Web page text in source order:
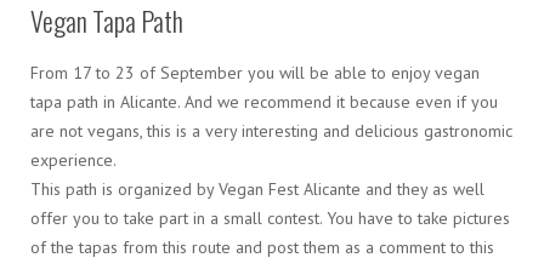
Vegan Tapa Path
From 17 to 23 of September you will be able to enjoy vegan
tapa path in Alicante. And we recommend it because even if you
are not vegans, this is a very interesting and delicious gastronomic
experience.
This path is organized by Vegan Fest Alicante and they as well
offer you to take part in a small contest. You have to take pictures
of the tapas from this route and post them as a comment to this